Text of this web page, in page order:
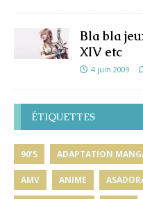
Bla bla
XIV etc
4 juin 2009
ÉTIQUETTES
90'S ADAPTATION
AMV ANIME